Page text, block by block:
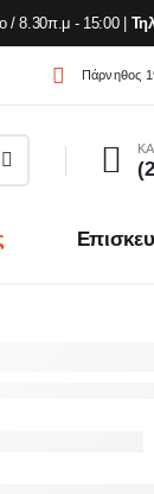
/ 8.30π.μ - 15:00 |
Πάρνηθος